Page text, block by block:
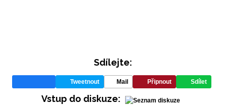
Sdílejte:
Tweetnout Mail Připnout Sdílet
Vstup do diskuze: